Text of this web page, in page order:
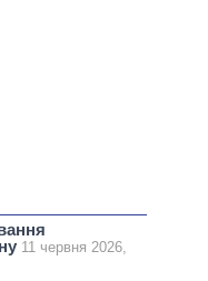
11 червня 2026,